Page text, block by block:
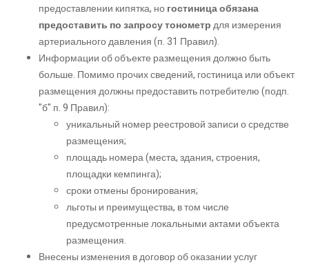
предоставлении кипятка, ногостиница обязана
предоставить по запросу тонометрдля измерения
артериального давления (п. 31 Правил).
Информации об объекте размещения должно быть
больше. Помимо прочих сведений, гостиница или объект
размещения должны предоставить потребителю (подп.
"б" п. 9 Правил):
уникальный номер реестровой записи о средстве
размещения;
площадь номера (места, здания, строения,
площадки кемпинга);
сроки отмены бронирования;
льготы и преимущества, в том числе
предусмотренные локальными актами объекта
размещения.
Внесены изменения в договор об оказании услуг